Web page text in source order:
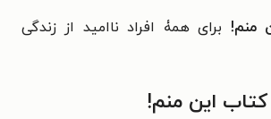
منم! برای همۀ افراد ناامید از زندگی
این منم!